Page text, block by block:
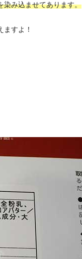
染み込ませてあります。
すよ！